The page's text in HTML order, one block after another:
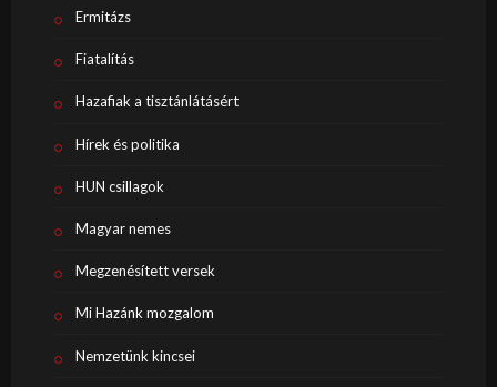
Ermitázs
Fiatalítás
Hazafiak a tisztánlátásért
Hírek és politika
HUN csillagok
Magyar nemes
Megzenésített versek
Mi Hazánk mozgalom
Nemzetünk kincsei